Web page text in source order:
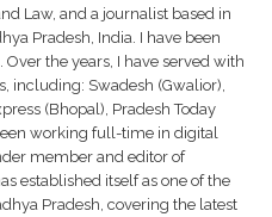
Law, and a journalist based in
Pradesh, India. I have been
the years, I have served with
including: Swadesh (Gwalior),
(Bhopal), Pradesh Today
working full-time in digital
member and editor of
established itself as one of the
Pradesh, covering the latest